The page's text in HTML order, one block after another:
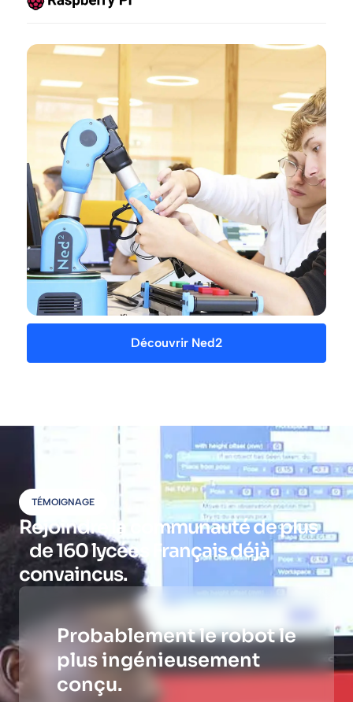
Découvrir Ned2
TÉMOIGNAGE
Rejoindre la communauté de plus
de 160 lycées Français déjà
convaincus.
Probablement le robot le
plus ingénieusement
conçu.